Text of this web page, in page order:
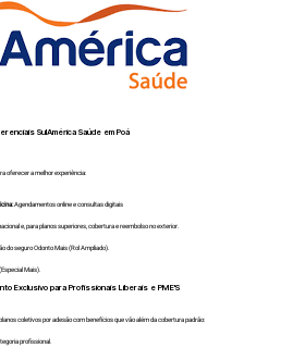
SulAmérica Saúde emPoá
oferecer a melhor experiência:
Agendamentos online e consultas digitais
e, para planos superiores, cobertura e reembolso no exterior.
do seguro Odonto Mais (Rol Ampliado).
Mais).
Exclusivo para Profissionais Liberais e PME'S
coletivos por adesão com benefícios que vão além da cobertura padrão:
profissional.